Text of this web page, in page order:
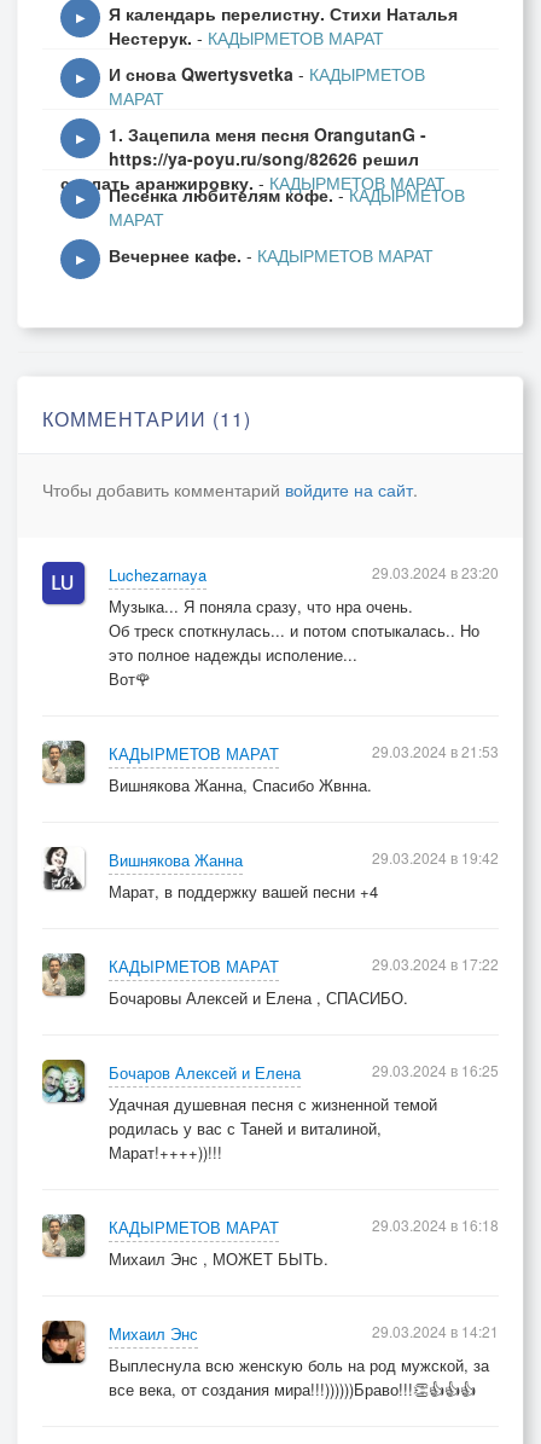
Прижмусь к груди и, словно луч, растаю.
Тебе же не найти такой любви,
И клин такой тебе не по "карману",
Ты в женщине не видишь доброты...
Любовь должна быть чистой, без обмана!
21.02.2022г.
▶
Я календарь перелистну. Стихи Наталья
Нестерук. - КАДЫРМЕТОВ МАРАТ
▶ И снова Qwertysvetka - КАДЫРМЕТОВ
МАРАТ
▶
1. Зацепила меня песня OrangutanG -
https://ya-poyu.ru/song/82626 решил
сделать аранжировку. - КАДЫРМЕТОВ МАРАТ
▶ Песенка любителям кофе.-КАДЫРМЕТОВ
МАРАТ
▶ Вечернее кафе. - КАДЫРМЕТОВ МАРАТ
КОММЕНТАРИИ (11)
Чтобы добавить комментарий войдите на сайт.
Luchezarnaya
Музыка... Я поняла сразу, что нра очень.
Об треск споткнулась... и потом спотыкалась.. Но
это полное надежды исполение...
Вот🌹
29.03.2024 в 23:20
КАДЫРМЕТОВ МАРАТ
Вишнякова Жанна, Спасибо Жвнна.
29.03.2024 в 21:53
Вишнякова Жанна
Марат, в поддержку вашей песни +4
29.03.2024 в 19:42
КАДЫРМЕТОВ МАРАТ
Бочаровы Алексей и Елена , СПАСИБО.
29.03.2024 в 17:22
Бочаров Алексей и Елена
Удачная душевная песня с жизненной темой
родилась у вас с Таней и виталиной,
Марат!++++))!!!
29.03.2024 в 16:25
КАДЫРМЕТОВ МАРАТ
Михаил Энс , МОЖЕТ БЫТЬ.
29.03.2024 в 16:18
Михаил Энс
Выплеснула всю женскую боль на род мужской, за
все века, от создания мира!!!))))))Браво!!!👏👍👍👍
29.03.2024 в 14:21